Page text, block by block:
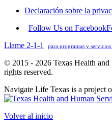
Declaración sobre la
Follow Us on Facebook
Llame 2-1-1
para programas y servicios
© 2015 - 2026 Texas Health
rights reserved.
Navigate Life Texas is a project
Volver al inicio